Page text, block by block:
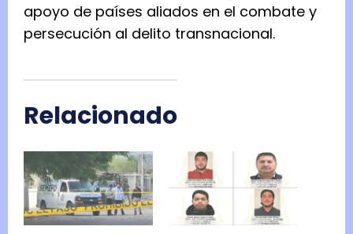
apoyo de países aliados en el combate y
persecución al delito transnacional.
Relacionado